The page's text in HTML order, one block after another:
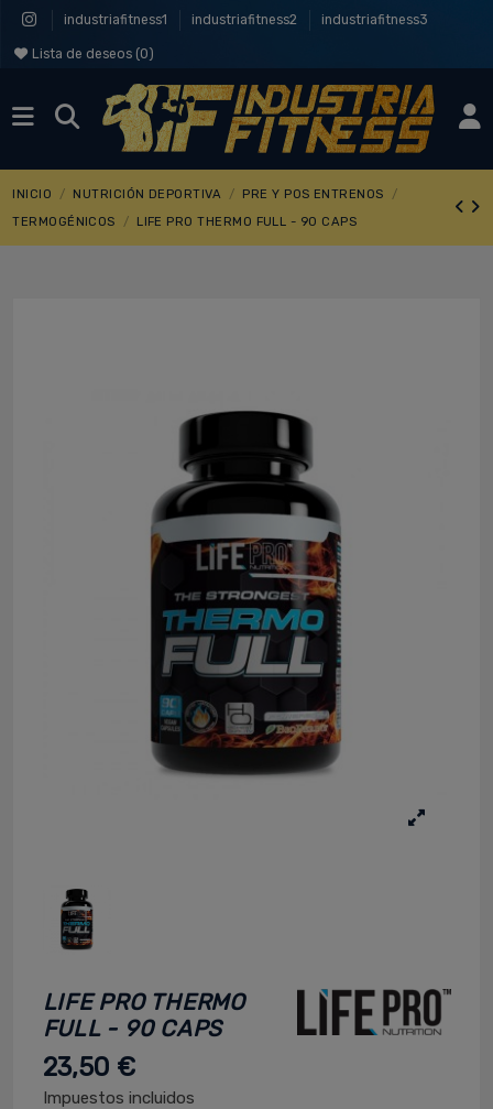
industriafitness1 industriafitness2 industriafitness3
Lista de deseos (0)
INICIO NUTRICIÓN DEPORTIVA
PRE Y POS ENTRENOS
TERMOGÉNICOS
LIFE PRO THERMO FULL - 90 CAPS
LIFE PRO THERMO
FULL - 90 CAPS
23,50 €
Impuestos incluidos